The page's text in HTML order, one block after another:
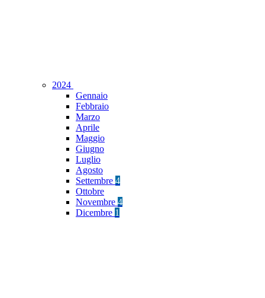
2024
Gennaio
Febbraio
Marzo
Aprile
Maggio
Giugno
Luglio
Agosto
Settembre 4
Ottobre
Novembre 4
Dicembre 1